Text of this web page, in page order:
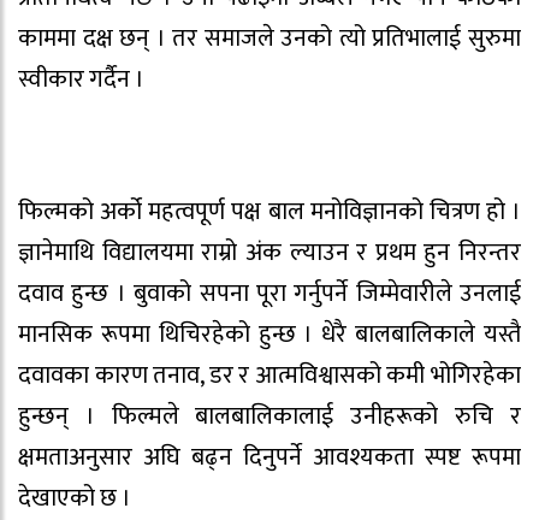
काममा दक्ष छन् । तर समाजले उनको त्यो प्रतिभालाई सुरुमा
स्वीकार गर्दैन ।
फिल्मको अर्को महत्वपूर्ण पक्ष बाल मनोविज्ञानको चित्रण हो ।
ज्ञानेमाथि विद्यालयमा राम्रो अंक ल्याउन र प्रथम हुन निरन्तर
दवाव हुन्छ । बुवाको सपना पूरा गर्नुपर्ने जिम्मेवारीले उनलाई
मानसिक रूपमा थिचिरहेको हुन्छ । धेरै बालबालिकाले यस्तै
दवावका कारण तनाव, डर र आत्मविश्वासको कमी भोगिरहेका
हुन्छन् । फिल्मले बालबालिकालाई उनीहरूको रुचि र
क्षमताअनुसार अघि बढ्न दिनुपर्ने आवश्यकता स्पष्ट रूपमा
देखाएको छ ।